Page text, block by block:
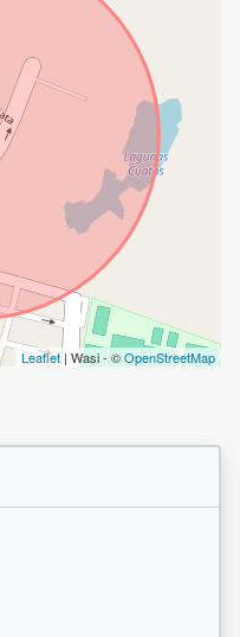
Leaflet | Wasi - ©OpenStreetMap